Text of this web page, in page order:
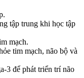
tập trung khi học tập
mạch.
tim mạch, não bộ và
3 để phát triển trí não